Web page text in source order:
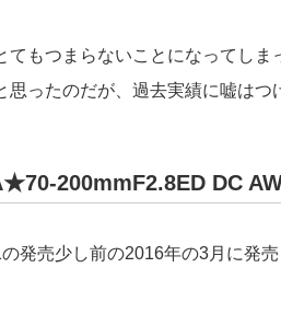
もつまらないことになってし
ったのだが、過去実績に嘘はつ
200mmF2.8ED DC
発売少し前の2016年の3月に発